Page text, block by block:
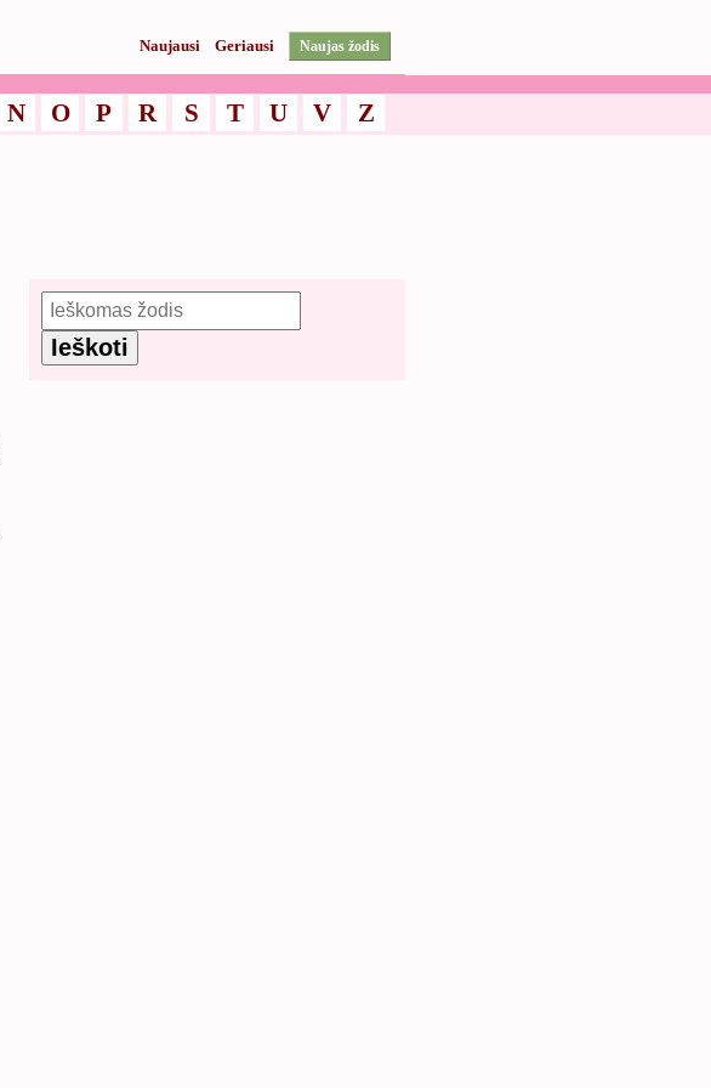
Naujausi Geriausi Naujas žodis
N O P R S T U V Z